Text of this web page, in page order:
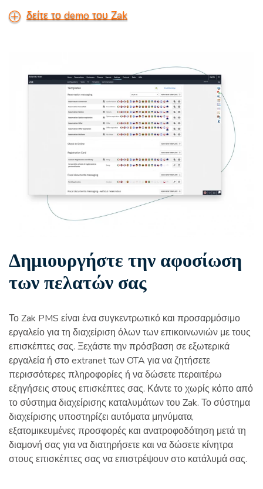
δείτε το demo του Zak
Δημιουργήστε την αφοσίωση
των πελατών σας
Το Zak PMS είναι ένα συγκεντρωτικό και προσαρμόσιμο
εργαλείο για τη διαχείριση όλων των επικοινωνιών με τους
επισκέπτες σας. Ξεχάστε την πρόσβαση σε εξωτερικά
εργαλεία ή στο extranet των OTA για να ζητήσετε
περισσότερες πληροφορίες ή να δώσετε περαιτέρω
εξηγήσεις στους επισκέπτες σας. Κάντε το χωρίς κόπο από
το σύστημα διαχείρισης καταλυμάτων του Zak. Το σύστημα
διαχείρισης υποστηρίζει αυτόματα μηνύματα,
εξατομικευμένες προσφορές και ανατροφοδότηση μετά τη
διαμονή σας για να διατηρήσετε και να δώσετε κίνητρα
στους επισκέπτες σας να επιστρέψουν στο κατάλυμά σας.